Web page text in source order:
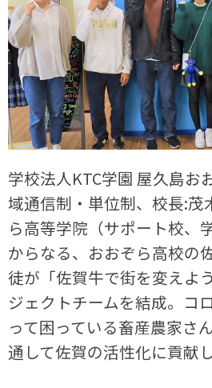
学校法人KTC学園 屋久島お
域通信制・単位制、校長:茂
ら高等学院（サポート校、
からなる、おおぞら高校の
徒が「佐賀牛で街を変えよ
ジェクトチームを結成。コ
って困っている畜産農家さ
通して佐賀の活性化に貢献し